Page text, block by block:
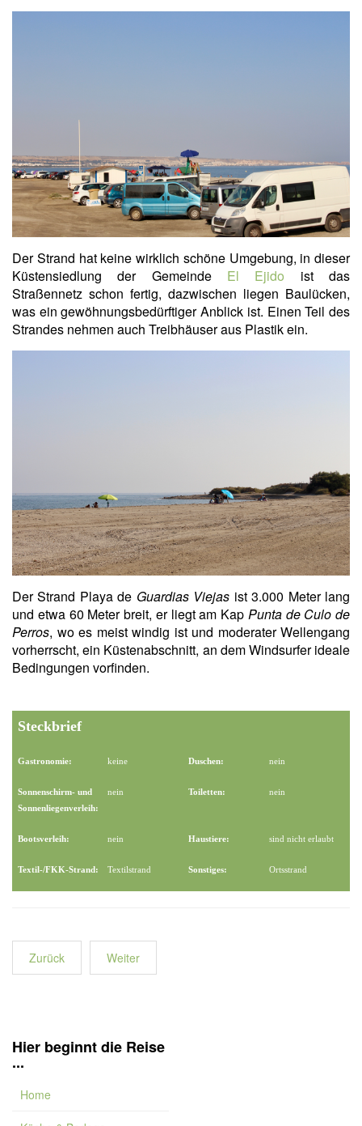
Der Strand hat keine wirklich schöne Umgebung, in dieser
Küstensiedlung der Gemeinde El Ejido ist das
Straßennetz schon fertig, dazwischen liegen Baulücken,
was ein gewöhnungsbedürftiger Anblick ist. Einen Teil des
Strandes nehmen auch Treibhäuser aus Plastik ein.
Der Strand Playa de Guardias Viejas ist 3.000 Meter lang
und etwa 60 Meter breit, er liegt am Kap Punta de Culo de
Perros, wo es meist windig ist und moderater Wellengang
vorherrscht, ein Küstenabschnitt, an dem Windsurfer ideale
Bedingungen vorfinden.
Steckbrief
Gastronomie: keine Duschen: nein
Sonnenschirm- und
Sonnenliegenverleih:
nein Toiletten: nein
Bootsverleih: nein Haustiere: sind nicht erlaubt
Textil-/FKK-Strand: Textilstrand Sonstiges: Ortsstrand
Zurück Weiter
Hier beginnt die Reise
...
Home